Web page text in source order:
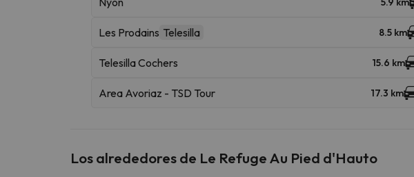
Les Prodains Telesilla 8.5 km
Telesilla Cochers 15.6 km
Area Avoriaz - TSD Tour 17.3 km
Los alrededores de Le Refuge Au Pied d'Hauto